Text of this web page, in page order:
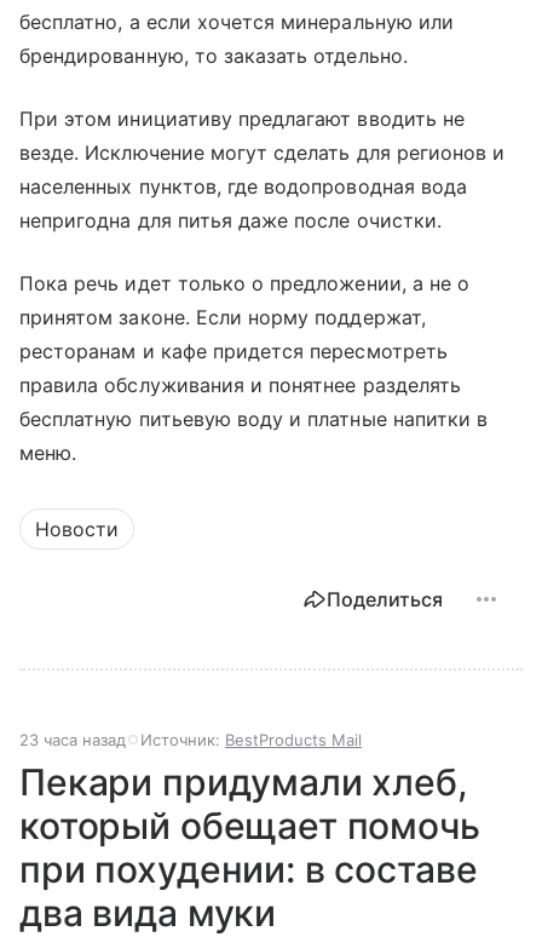
бесплатно, а если хочется минеральную или
брендированную, то заказать отдельно.
При этом инициативу предлагают вводить не
везде. Исключение могут сделать для регионов и
населенных пунктов, где водопроводная вода
непригодна для питья даже после очистки.
Пока речь идет только о предложении, а не о
принятом законе. Если норму поддержат,
ресторанам и кафе придется пересмотреть
правила обслуживания и понятнее разделять
бесплатную питьевую воду и платные напитки в
меню.
Новости
Поделиться
23 часа назад Источник: BestProducts Mail
Пекари придумали хлеб,
который обещает помочь
при похудении: в составе
два вида муки